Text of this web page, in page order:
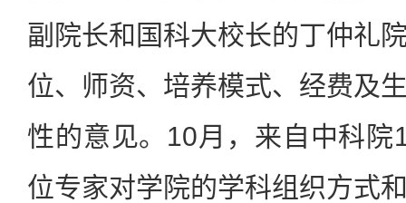
副院长和国科大校长的丁仲礼
位、师资、培养模式、经费及
性的意见。10月，来自中科
位专家对学院的学科组织方式